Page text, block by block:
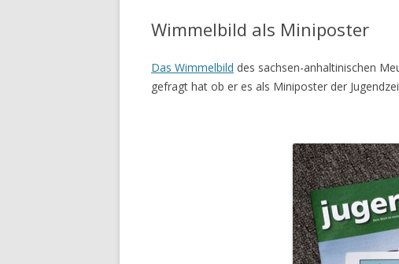
Wimmelbild als Miniposter
Das Wimmelbild des sachsen-anhaltinischen
gefragt hat ob er es als Miniposter der